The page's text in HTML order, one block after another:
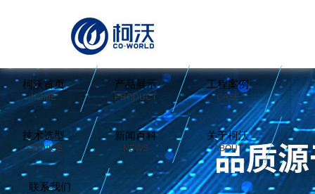
柯沃首页
HOME
产品展示
PRODUCT
工程案例
CASE
技术选型
SERVICE
新闻百科
NEWS
关于柯沃
ABOUT
联系我们